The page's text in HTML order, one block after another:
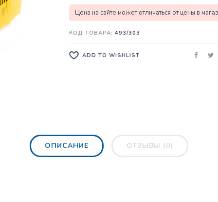
Цена на сайте может отличаться от цены в
КОД ТОВАРА: 493/303
ADD TO WISHLIST
ОПИСАНИЕ ОТЗЫВЫ (0)